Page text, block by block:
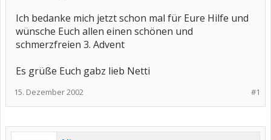
Ich bedanke mich jetzt schon mal für Eure Hilfe und
wünsche Euch allen einen schönen und
schmerzfreien 3. Advent
Es grüße Euch gabz lieb Netti
#1
15. Dezember 2002